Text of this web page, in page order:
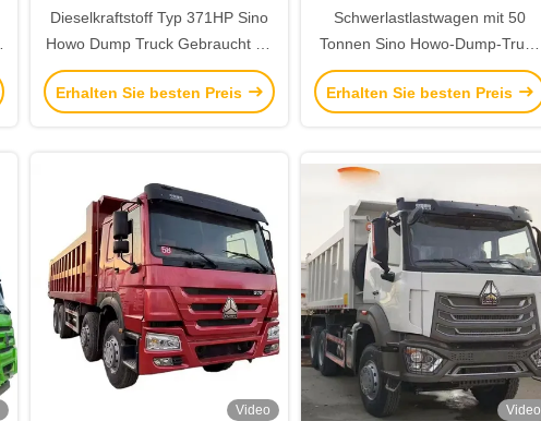
Dieselkraftstoff Typ 371HP Sino
Howo Dump Truck Gebraucht 10
Räder Tipper Truck
Erhalten Sie besten Preis
Schwerlastlastwagen mit 50
Tonnen Sino Howo-Dump-Truck
mit WEICHAI-Motor
Erhalten Sie besten Preis
Video Video